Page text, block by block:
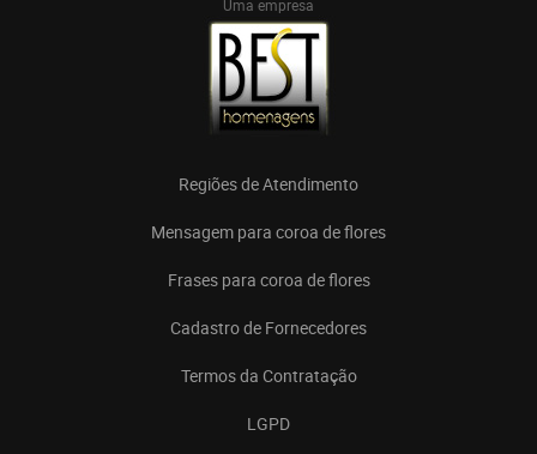
Uma empresa
Regiões de Atendimento
Mensagem para coroa de flores
Frases para coroa de flores
Cadastro de Fornecedores
Termos da Contratação
LGPD